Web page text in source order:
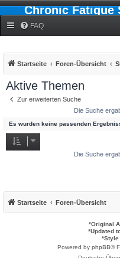
Chronic Fatigue
FAQ
Startseite Foren-Übersicht
Aktive Themen
Zur erweiterten Suche
Die Suche
Es wurden keine passenden
Die Suche
Startseite Foren-Übersicht
*Original
*Updated
*Style
Powered by phpBB®